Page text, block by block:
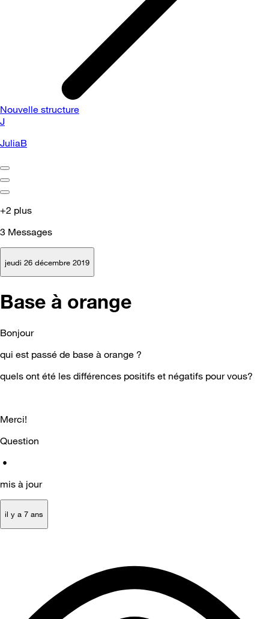
Nouvelle structure
J
JuliaB
+2 plus
3 Messages
jeudi 26 décembre 2019
Base à orange
Bonjour
qui est passé de base à orange ?
quels ont été les différences positifs et négatifs pour vous?
Merci!
Question
•
mis à jour
il y a 7 ans